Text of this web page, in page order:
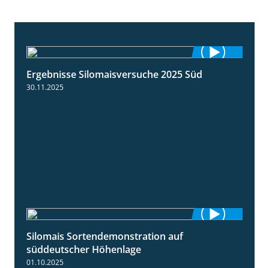
Ergebnisse Silomaisversuche 2025 Süd
30.11.2025
Silomais Sortendemonstration auf
süddeutscher Höhenlage
01.10.2025